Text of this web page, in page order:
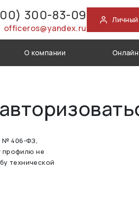
300-83-09
officeros@yandex.ru
О компании
№ 406-ФЗ,
профилю не
технической